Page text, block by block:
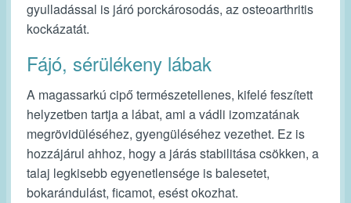
gyulladással is járó porckárosodás, az osteoarthritis
kockázatát.
Fájó, sérülékeny lábak
A magassarkú cipő természetellenes, kifelé feszített
helyzetben tartja a lábat, ami a vádli izomzatának
megrövidüléséhez, gyengüléséhez vezethet. Ez is
hozzájárul ahhoz, hogy a járás stabilitása csökken, a
talaj legkisebb egyenetlensége is balesetet,
bokarándulást, ficamot, esést okozhat.